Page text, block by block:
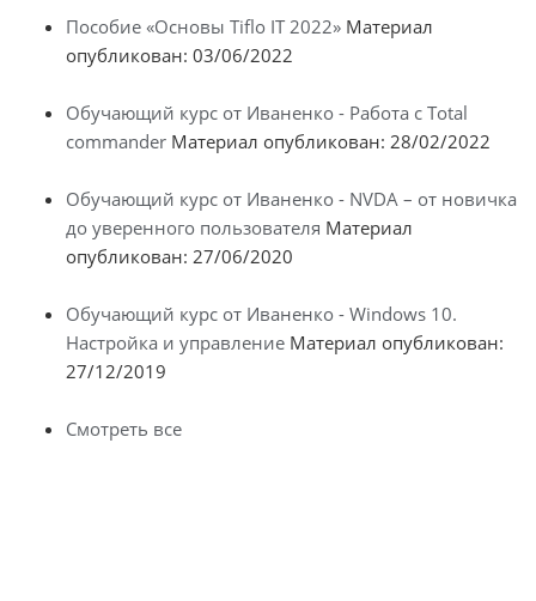
Пособие «Основы Tiflo IT 2022» Материал
опубликован: 03/06/2022
Обучающий курс от Иваненко - Работа с Total
commander Материал опубликован: 28/02/2022
Обучающий курс от Иваненко - NVDA – от новичка
до уверенного пользователя Материал
опубликован: 27/06/2020
Обучающий курс от Иваненко - Windows 10.
Настройка и управление Материал опубликован:
27/12/2019
Смотреть все